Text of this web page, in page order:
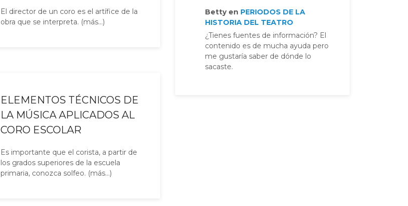
El director de un coro es el artífice de la
obra que se interpreta. (más…)
ELEMENTOS TÉCNICOS DE
LA MÚSICA APLICADOS AL
CORO ESCOLAR
Es importante que el corista, a partir de
los grados superiores de la escuela
primaria, conozca solfeo. (más…)
Bettyen PERIODOS DE LA
HISTORIA DEL TEATRO
¿Tienes fuentes de información? El
contenido es de mucha ayuda pero
me gustaría saber de dónde lo
sacaste.